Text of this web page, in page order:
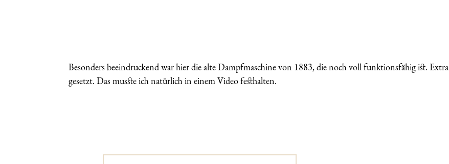
Besonders beeindruckend war hier die alte Dampfmaschine von 1883, die noch voll funktionsfähig ist.
gesetzt. Das musste ich natürlich in einem Video festhalten.